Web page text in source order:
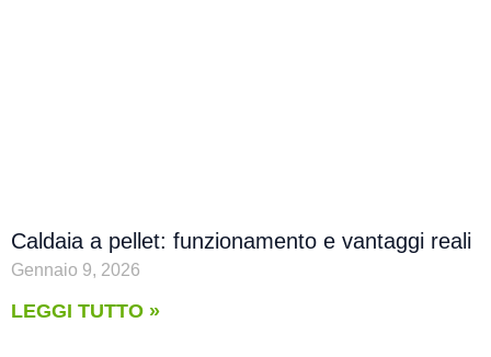
Caldaia a pellet: funzionamento e vantaggi reali
Gennaio 9, 2026
LEGGI TUTTO »